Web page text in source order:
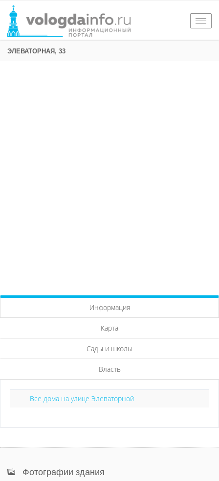
ЭЛЕВАТОРНАЯ, 33
Информация
Карта
Сады и школы
Власть
Все дома на улице Элеваторной
Фотографии здания